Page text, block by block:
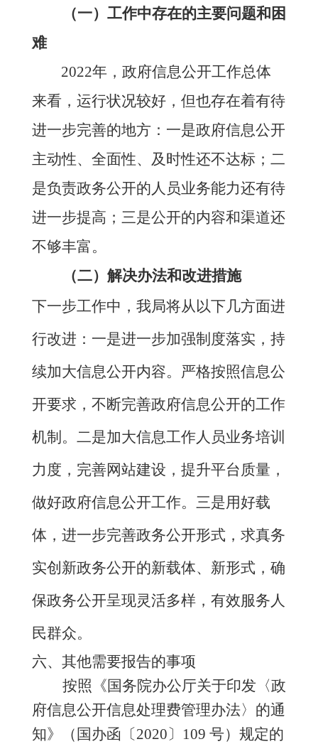
（一）工作中存在的主要问题和困
难
2022年，政府信息公开工作总体
来看，运行状况较好，但也存在着有待
进一步完善的地方： 一是政府信息公开
主动性、全面性、及时性还不达标；二
是负责政务公开的人员业务能力还有待
进一步提高；三是公开的内容和渠道还
不够丰富。
（二）解决办法和改进措施
下一步工作中，我局将从以下几方面进
行改进：一是进一步加强制度落实，持
续加大信息公开内容。严格按照信息公
开要求，不断完善政府信息公开的工作
机制。二是加大信息工作人员业务培训
力度，完善网站建设，提升平台质量，
做好政府信息公开工作。三是用好载
体，进一步完善政务公开形式，求真务
实创新政务公开的新载体、新形式，确
保政务公开呈现灵活多样，有效服务人
民群众。
六、其他需要报告的事项
按照《国务院办公厅关于印发〈政
府信息公开信息处理费管理办法〉的通
知》（国办函〔2020〕109 号）规定的